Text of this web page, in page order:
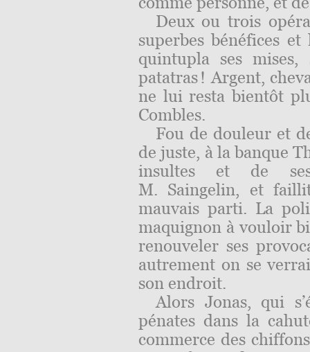
Deux ou trois
superbes bénéfices
quintupla ses
patatras ! Argent,
ne lui resta bientôt
Combles.
Fou de douleur et
de juste, à la banque
insultes et de ses
M. Saingelin, et
mauvais parti. La
maquignon à vouloir
renouveler ses
autrement on se
son endroit.
Alors Jonas, qui
pénates dans la
commerce des